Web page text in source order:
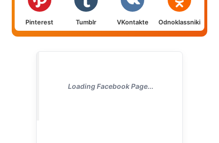
Pinterest Tumblr VKontakte Odnoklassniki
Loading Facebook Page...